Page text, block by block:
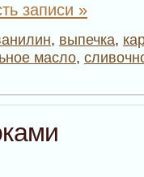
записи »
, выпечка,
масло,